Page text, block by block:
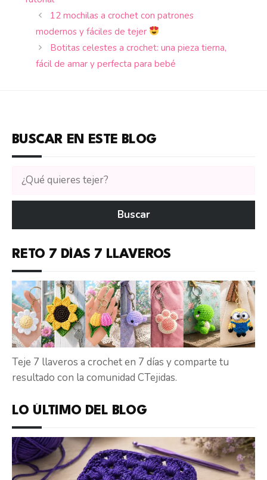
12 mochilas a crochet con patrones
modernos y fáciles de tejer
Botitas celestes a crochet: una pieza tierna,
fácil de amar y perfecta para bebé
BUSCAR EN ESTE BLOG
Buscar
tutoriales
en
Buscar
RETO 7 DÍAS 7 LLAVEROS
Teje 7 llaveros a crochet en 7 días y comparte tu
resultado con la comunidad CTejidas.
LO ÚLTIMO DEL BLOG